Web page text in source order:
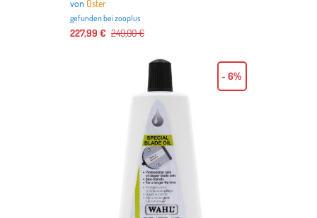
von Oster
gefunden beizooplus
227,99 € 249,00 €
- 6%